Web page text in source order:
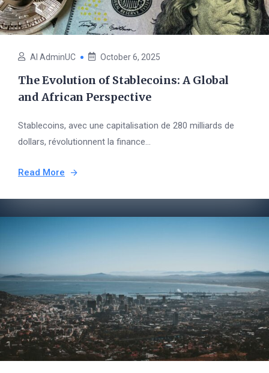
AI AdminUC October 6, 2025
The Evolution of Stablecoins: A Global
and African Perspective
Stablecoins, avec une capitalisation de 280 milliards de
dollars, révolutionnent la finance...
Read More